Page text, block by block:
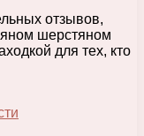
отзывов,
шерстяном
для тех, кто